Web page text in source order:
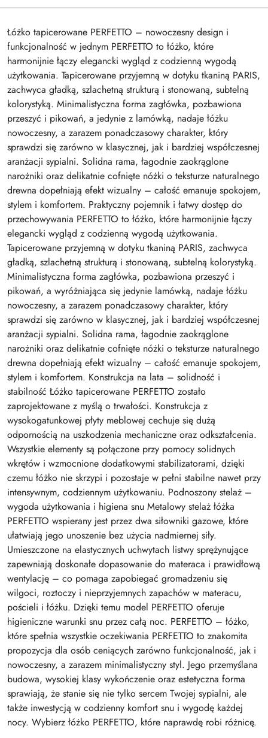
Łóżko tapicerowane PERFETTO – nowoczesny design i
funkcjonalność w jednym PERFETTO to łóżko, które
harmonijnie łączy elegancki wygląd z codzienną wygodą
użytkowania. Tapicerowane przyjemną w dotyku tkaniną PARIS,
zachwyca gładką, szlachetną strukturą i stonowaną, subtelną
kolorystyką. Minimalistyczna forma zagłówka, pozbawiona
przeszyć i pikowań, a jedynie z lamówką, nadaje łóżku
nowoczesny, a zarazem ponadczasowy charakter, który
sprawdzi się zarówno w klasycznej, jak i bardziej współczesnej
aranżacji sypialni. Solidna rama, łagodnie zaokrąglone
narożniki oraz delikatnie cofnięte nóżki o teksturze naturalnego
drewna dopełniają efekt wizualny – całość emanuje spokojem,
stylem i komfortem. Praktyczny pojemnik i łatwy dostęp do
przechowywania PERFETTO to łóżko, które harmonijnie łączy
elegancki wygląd z codzienną wygodą użytkowania.
Tapicerowane przyjemną w dotyku tkaniną PARIS, zachwyca
gładką, szlachetną strukturą i stonowaną, subtelną kolorystyką.
Minimalistyczna forma zagłówka, pozbawiona przeszyć i
pikowań, a wyróżniająca się jedynie lamówką, nadaje łóżku
nowoczesny, a zarazem ponadczasowy charakter, który
sprawdzi się zarówno w klasycznej, jak i bardziej współczesnej
aranżacji sypialni. Solidna rama, łagodnie zaokrąglone
narożniki oraz delikatnie cofnięte nóżki o teksturze naturalnego
drewna dopełniają efekt wizualny – całość emanuje spokojem,
stylem i komfortem. Konstrukcja na lata – solidność i
stabilność Łóżko tapicerowane PERFETTO zostało
zaprojektowane z myślą o trwałości. Konstrukcja z
wysokogatunkowej płyty meblowej cechuje się dużą
odpornością na uszkodzenia mechaniczne oraz odkształcenia.
Wszystkie elementy są połączone przy pomocy solidnych
wkrętów i wzmocnione dodatkowymi stabilizatorami, dzięki
czemu łóżko nie skrzypi i pozostaje w pełni stabilne nawet przy
intensywnym, codziennym użytkowaniu. Podnoszony stelaż –
wygoda użytkowania i higiena snu Metalowy stelaż łóżka
PERFETTO wspierany jest przez dwa siłowniki gazowe, które
ułatwiają jego unoszenie bez użycia nadmiernej siły.
Umieszczone na elastycznych uchwytach listwy sprężynujące
zapewniają doskonałe dopasowanie do materaca i prawidłową
wentylację – co pomaga zapobiegać gromadzeniu się
wilgoci, roztoczy i nieprzyjemnych zapachów w materacu,
pościeli i łóżku. Dzięki temu model PERFETTO oferuje
higieniczne warunki snu przez całą noc. PERFETTO – łóżko,
które spełnia wszystkie oczekiwania PERFETTO to znakomita
propozycja dla osób ceniących zarówno funkcjonalność, jak i
nowoczesny, a zarazem minimalistyczny styl. Jego przemyślana
budowa, wysokiej klasy wykończenie oraz estetyczna forma
sprawiają, że stanie się nie tylko sercem Twojej sypialni, ale
także inwestycją w codzienny komfort snu i wygodę każdej
nocy. Wybierz łóżko PERFETTO, które naprawdę robi różnicę.